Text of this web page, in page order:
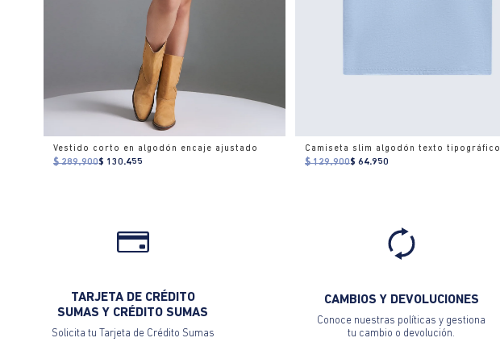
Vestido corto en algodón encaje ajustado
$ 289.900$ 130.455
Camiseta slim algodón texto tipográfico
$ 129.900$ 64.950
TARJETA DE CRÉDITO
SUMAS Y CRÉDITO SUMAS
Solicita tu Tarjeta de Crédito Sumas
CAMBIOS Y DEVOLUCIONES
Conoce nuestras políticas y gestiona
tu cambio o devolución.